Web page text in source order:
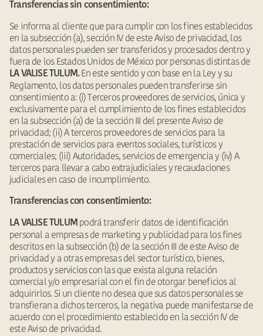
Transferencias sin consentimiento:
Se informa al cliente que para cumplir con los fines establecidos
en la subsección (a), sección IV de este Aviso de privacidad, los
datos personales pueden ser transferidos y procesados dentro y
fuera de los Estados Unidos de México por personas distintas de
LA VALISE TULUM.En este sentido y con base en la Ley y su
Reglamento, los datos personales pueden transferirse sin
consentimiento a: (i) Terceros proveedores de servicios, única y
exclusivamente para el cumplimiento de los fines establecidos
en la subsección (a) de la sección III del presente Aviso de
privacidad; (ii) A terceros proveedores de servicios para la
prestación de servicios para eventos sociales, turísticos y
comerciales; (iii) Autoridades, servicios de emergencia y (iv) A
terceros para llevar a cabo extrajudiciales y recaudaciones
judiciales en caso de incumplimiento.
Transferencias con consentimiento:
LA VALISE TULUM podrá transferir datos de identificación
personal a empresas de marketing y publicidad para los fines
descritos en la subsección (b) de la sección III de este Aviso de
privacidad y a otras empresas del sector turístico, bienes,
productos y servicios con las que exista alguna relación
comercial y/o empresarial con el fin de otorgar beneficios al
adquirirlos. Si un cliente no desea que sus datos personales se
transfieran a dichos terceros, la negativa puede manifestarse de
acuerdo con el procedimiento establecido en la sección IV de
este Aviso de privacidad.